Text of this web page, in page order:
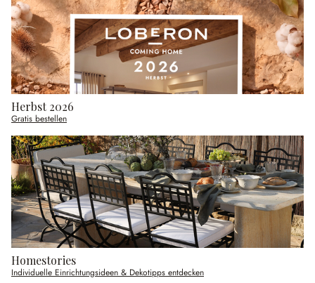
Herbst 2026
Gratis bestellen
Homestories
Individuelle Einrichtungsideen & Dekotipps entdecken